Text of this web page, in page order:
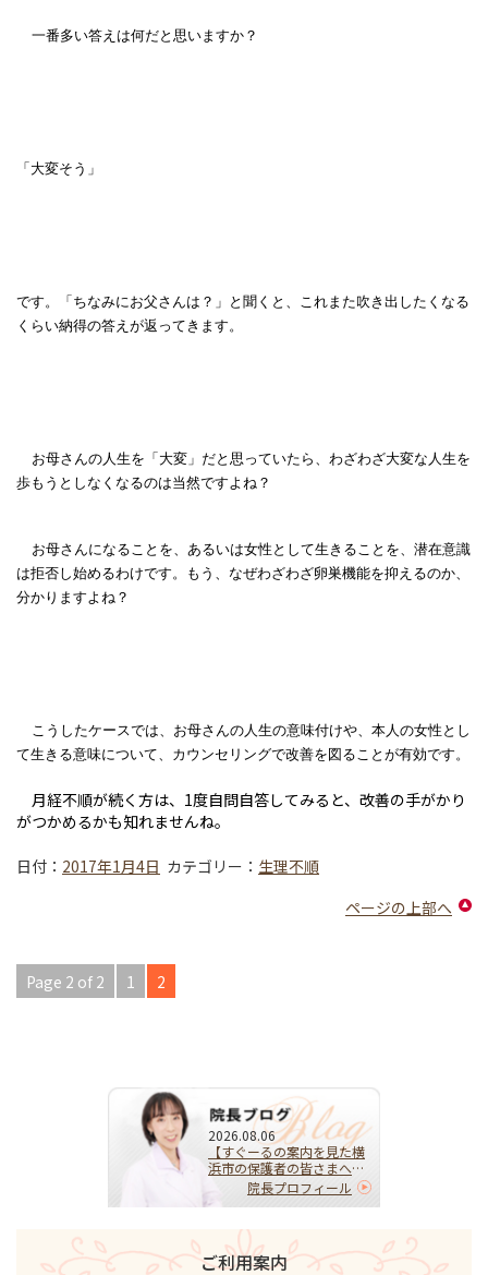
一番多い答えは何だと思いますか？
「大変そう」
です。「ちなみにお父さんは？」と聞くと、これまた吹き出したくなる
くらい納得の答えが返ってきます。
お母さんの人生を「大変」だと思っていたら、わざわざ大変な人生を
歩もうとしなくなるのは当然ですよね？
お母さんになることを、あるいは女性として生きることを、潜在意識
は拒否し始めるわけです。もう、なぜわざわざ卵巣機能を抑えるのか、
分かりますよね？
こうしたケースでは、お母さんの人生の意味付けや、本人の女性とし
て生きる意味について、カウンセリングで改善を図ることが有効です。
月経不順が続く方は、 1度自問自答してみると、改善の手がかり
がつかめるかも知れませんね。
日付： 2017年1月4日 カテゴリー： 生理不順
ページの上部へ
Page 2 of 2 1 2
2026.08.06
【すぐーるの案内を見た横
浜市の保護者の皆さまへ】
HPVワクチンを受けるべ
き？迷ったらまず相談を｜
な選択
院長プロフィール
ご利用案内